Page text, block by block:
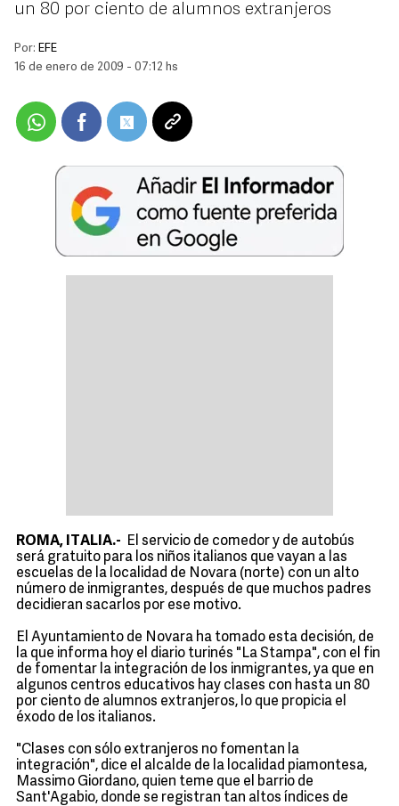
un 80 por ciento de alumnos extranjeros
Por: EFE
16 de enero de 2009 - 07:12 hs
ROMA, ITALIA.- El servicio de comedor y de autobús
será gratuito para los niños italianos que vayan a las
escuelas de la localidad de Novara (norte) con un alto
número de inmigrantes, después de que muchos padres
decidieran sacarlos por ese motivo.
El Ayuntamiento de Novara ha tomado esta decisión, de
la que informa hoy el diario turinés "La Stampa", con el fin
de fomentar la integración de los inmigrantes, ya que en
algunos centros educativos hay clases con hasta un 80
por ciento de alumnos extranjeros, lo que propicia el
éxodo de los italianos.
"Clases con sólo extranjeros no fomentan la
integración", dice el alcalde de la localidad piamontesa,
Massimo Giordano, quien teme que el barrio de
Sant'Agabio, donde se registran tan altos índices de